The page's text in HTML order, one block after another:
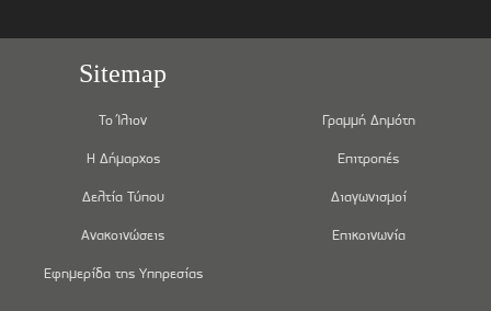
Sitemap
Το Ίλιον
Η Δήμαρχος
Δελτία Τύπου
Ανακοινώσεις
Εφημερίδα της Υπηρεσίας
Γραμμή Δημότη
Επιτροπές
Διαγωνισμοί
Επικοινωνία